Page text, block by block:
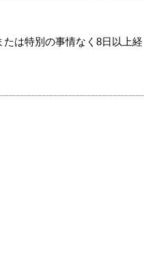
は特別の事情なく8日以上経